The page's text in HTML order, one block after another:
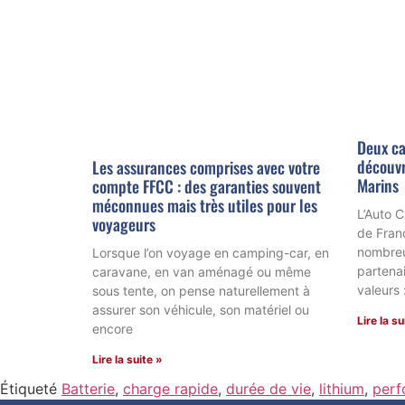
Les assurances comprises avec votre
compte FFCC : des garanties souvent
méconnues mais très utiles pour les
voyageurs
Lorsque l’on voyage en camping-car, en
caravane, en van aménagé ou même
sous tente, on pense naturellement à
assurer son véhicule, son matériel ou
encore
Lire la suite »
Deux
Marins
L’Auto
de
valeurs
Lire la
Étiqueté Batterie, charge rapide, durée de vie, lithium,